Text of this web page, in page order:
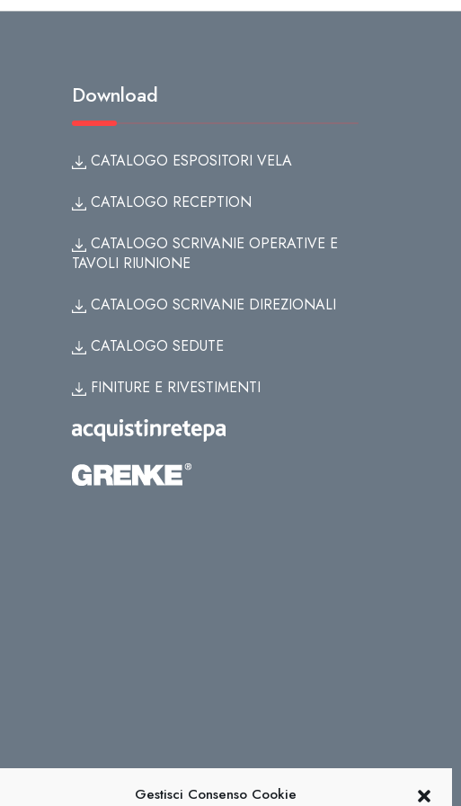
Gestisci Consenso Cookie
Download
CATALOGO ESPOSITORI VELA
CATALOGO RECEPTION
CATALOGO SCRIVANIE OPERATIVE E
TAVOLI RIUNIONE
CATALOGO SCRIVANIE DIREZIONALI
CATALOGO SEDUTE
FINITURE E RIVESTIMENTI